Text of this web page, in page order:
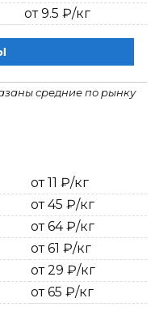
от 9.5 ₽/кг
средние по рынку
от 11 ₽/кг
от 45 ₽/кг
от 64 ₽/кг
от 61 ₽/кг
от 29 ₽/кг
от 65 ₽/кг